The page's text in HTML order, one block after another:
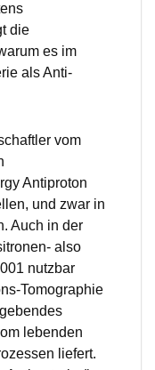
die
es im
als Anti-
vom
Antiproton
und zwar in
Auch in der
also
nutzbar
Tomographie
lebenden
liefert.